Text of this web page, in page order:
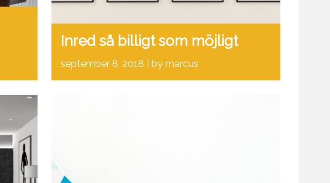
Inred så billigt som möjligt
september 8, 2018 by marcus